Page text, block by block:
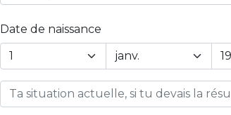
Date de naissance
Year